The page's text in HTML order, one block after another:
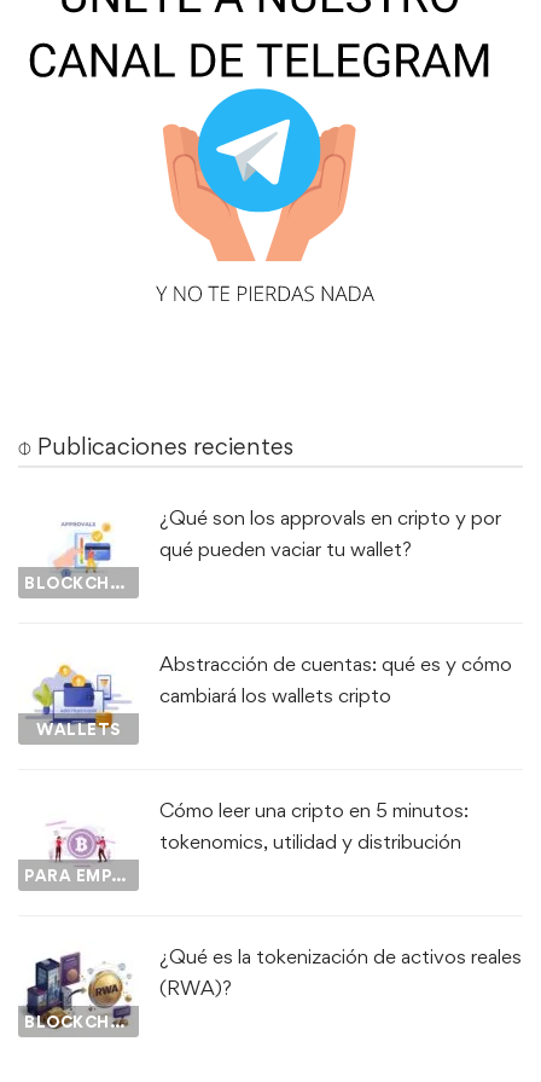
⌽ Publicaciones recientes
BLOCKCHAIN
¿Qué son los approvals en cripto y por
qué pueden vaciar tu wallet?
WALLETS
Abstracción de cuentas: qué es y cómo
cambiará los wallets cripto
PARA EMPEZAR...
Cómo leer una cripto en 5 minutos:
tokenomics, utilidad y distribución
BLOCKCHAIN
¿Qué es la tokenización de activos reales
(RWA)?